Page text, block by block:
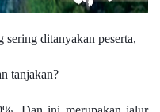
sering ditanyakan peserta,
tanjakan?